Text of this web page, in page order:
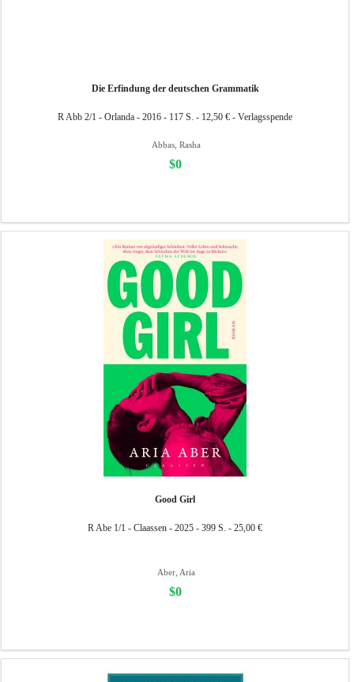
Die Erfindung der deutschen Grammatik
R Abb 2/1 - Orlanda - 2016 - 117 S. - 12,50 € - Verlagsspende
Abbas, Rasha
$0
Good Girl
R Abe 1/1 - Claassen - 2025 - 399 S. - 25,00 €
Aber, Aria
$0